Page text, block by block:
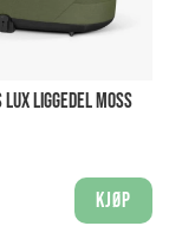
LIGGEDEL MOSS
Kjøp